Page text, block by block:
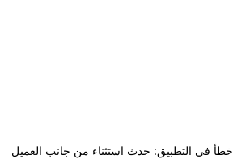
خطأ في التطبيق: حدث استثناء من جانب العميل